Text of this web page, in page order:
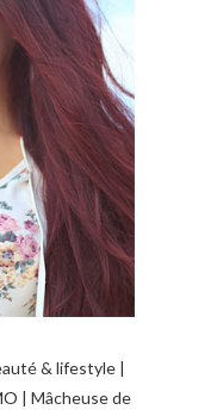
& lifestyle |
| Mâcheuse de